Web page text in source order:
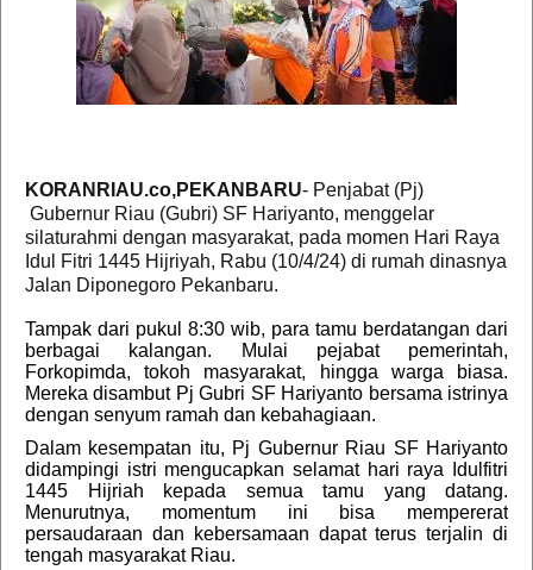
KORANRIAU.co,PEKANBARU- Penjabat (Pj)
Gubernur Riau (Gubri) SF Hariyanto, menggelar
silaturahmi dengan masyarakat, pada momen Hari Raya
Idul Fitri 1445 Hijriyah, Rabu (10/4/24) di rumah dinasnya
Jalan Diponegoro Pekanbaru.
Tampak dari pukul 8:30 wib, para tamu berdatangan dari
berbagai kalangan. Mulai pejabat pemerintah,
Forkopimda, tokoh masyarakat, hingga warga biasa.
Mereka disambut Pj Gubri SF Hariyanto bersama istrinya
dengan senyum ramah dan kebahagiaan.
Dalam kesempatan itu, Pj Gubernur Riau SF Hariyanto
didampingi istri mengucapkan selamat hari raya Idulfitri
1445 Hijriah kepada semua tamu yang datang.
Menurutnya, momentum ini bisa mempererat
persaudaraan dan kebersamaan dapat terus terjalin di
tengah masyarakat Riau.